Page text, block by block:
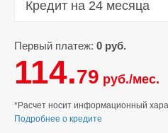
Кредит на 24 месяца
Первый платеж: 0 руб.
114.79 руб./мес.
*Расчет носит информационный
Подробнее о кредите
Кредит на 24 месяца